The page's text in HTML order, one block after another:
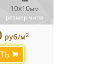
10x10мм
размер чипа
руб/м2